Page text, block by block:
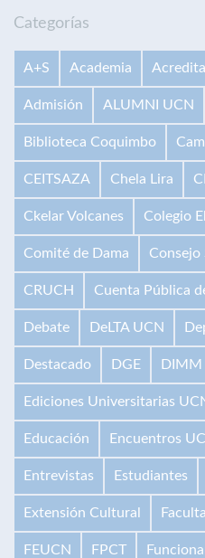
Categorías
A+S Academia
Admisión ALUMNI UCN
Biblioteca Coquimbo
CEITSAZA Chela Lira
Ckelar Volcanes Colegio
Comité de Dama Consejo
CRUCH Cuenta Pública
Debate DeLTA UCN
Destacado DGE DIMM
Ediciones Universitarias
Educación Encuentros
Entrevistas Estudiantes
Extensión Cultural
FEUCN FPCT